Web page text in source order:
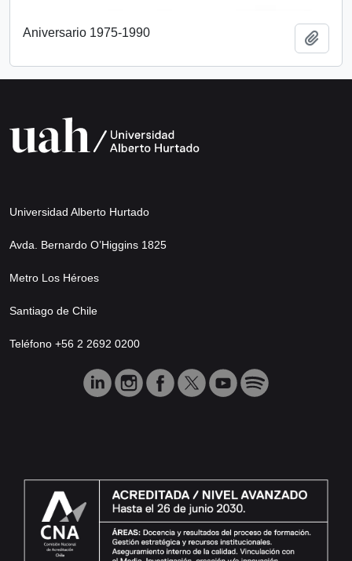
Aniversario 1975-1990
Universidad Alberto Hurtado
Avda. Bernardo O’Higgins 1825
Metro Los Héroes
Santiago de Chile
Teléfono +56 2 2692 0200